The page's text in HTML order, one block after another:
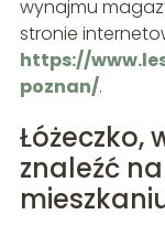
wynajmu
stronie
https://
poznan/.
Łóżeczko,
znaleźć